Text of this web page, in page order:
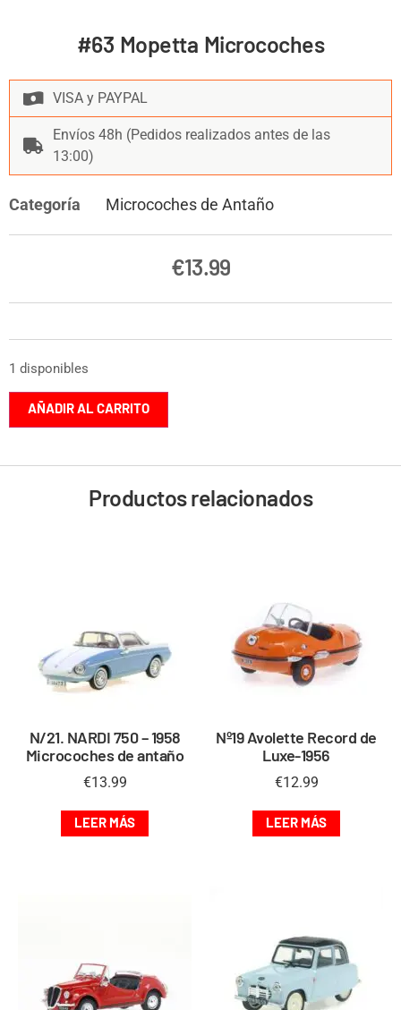
#63 Mopetta Microcoches
VISA y PAYPAL
Envíos 48h (Pedidos realizados antes de las
13:00)
Categoría Microcoches de Antaño
€13.99
1 disponibles
AÑADIR AL CARRITO
Productos relacionados
N/21. NARDI 750 – 1958
Microcoches de antaño
€13.99
LEER MÁS
Nº19 Avolette Record de
Luxe-1956
€12.99
LEER MÁS